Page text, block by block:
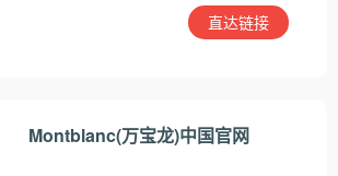
直达链接
Montblanc(万宝龙)中国官网